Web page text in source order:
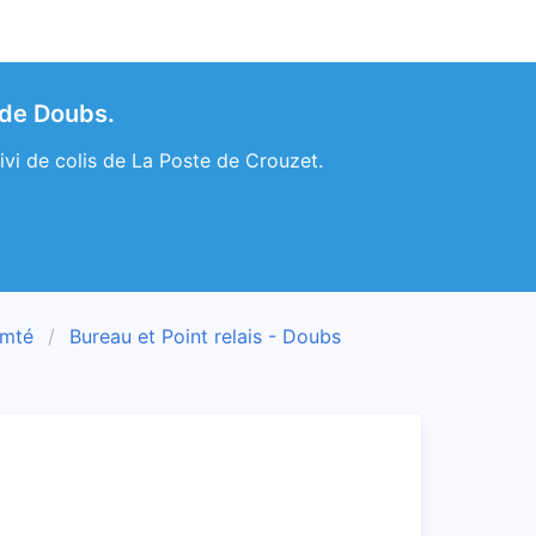
Doubs.
de colis de La Poste de Crouzet.
Bureau et Point relais - Doubs